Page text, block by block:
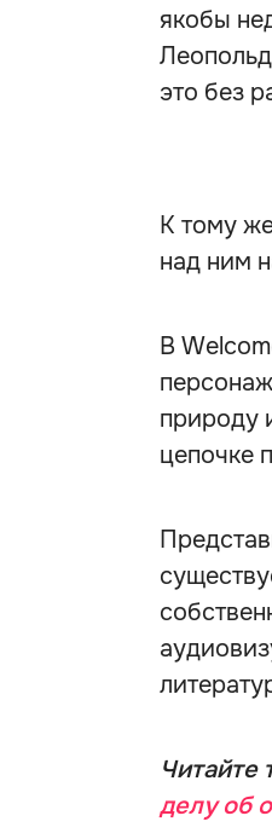
якобы
это без
К тому
над ним
В
природу
цепочке
Читайте
делу об